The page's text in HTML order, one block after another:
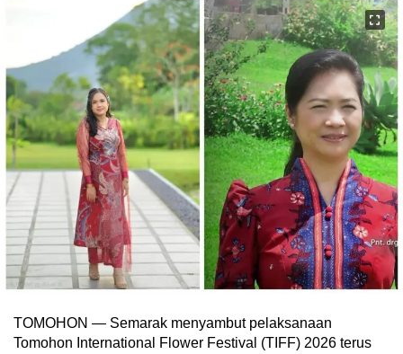
TOMOHON — Semarak menyambut pelaksanaan
Tomohon International Flower Festival (TIFF) 2026 terus